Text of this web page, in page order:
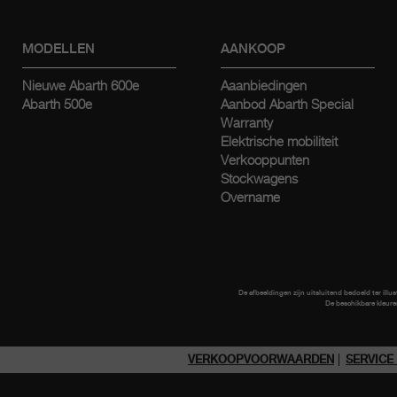
MODELLEN
Nieuwe Abarth 600e
Abarth 500e
AANKOOP
Aaanbiedingen
Aanbod Abarth Special
Warranty
Elektrische mobiliteit
Verkooppunten
Stockwagens
Overname
De afbeeldingen zijn uitsluitend bedoeld ter
De beschikbare
VERKOOPVOORWAARDEN SERVICE